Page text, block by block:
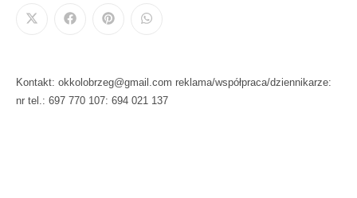
Kontakt: okkolobrzeg@gmail.com reklama/współpraca/dziennikarze:
nr tel.: 697 770 107: 694 021 137